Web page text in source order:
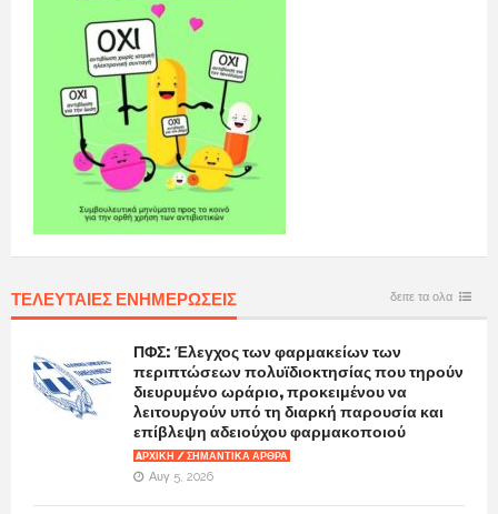
ΤΕΛΕΥΤΑΙΕΣ ΕΝΗΜΕΡΩΣΕΙΣ δειτε τα ολα
ΠΦΣ: Έλεγχος των φαρμακείων των
περιπτώσεων πολυϊδιοκτησίας που τηρούν
διευρυμένο ωράριο, προκειμένου να
λειτουργούν υπό τη διαρκή παρουσία και
επίβλεψη αδειούχου φαρμακοποιού
AΡΧΙΚΉ / ΣΗΜΑΝΤΙΚΆ ΆΡΘΡΑ
Αυγ 5, 2026